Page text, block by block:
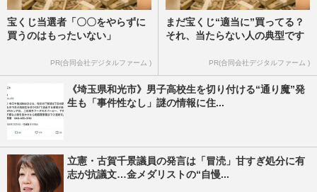
宝くじ当選者「〇〇をやらずに
買うのはもったいない」
PR(合同会社デジタルファーム )
まだ宝くじ“適当に”買ってる？
それ、当たらない人の典型です
PR(合同会社デジタルファーム )
《埼玉県和光市》男子高校生を切り付ける“通り魔”発
生も「事件性なし」謎の情報に住...
立憲・古賀千景議員の発言は「冒涜」甘すぎ処分に有
志が抗議文…金メダリストの“自慢...